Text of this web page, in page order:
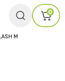
0
M